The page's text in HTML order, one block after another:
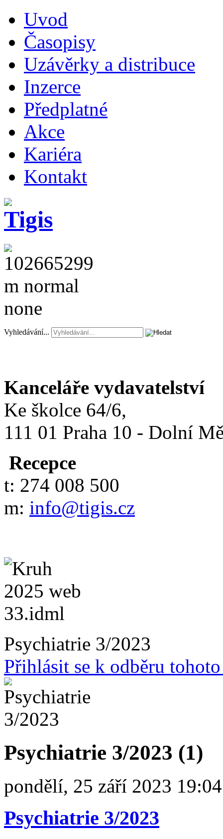
Uvod
Časopisy
Uzávěrky a distribuce
Inzerce
Předplatné
Akce
Kariéra
Kontakt
Vyhledávání...
Kanceláře vydavatelství
Ke školce 64/6,
111 01 Praha 10 - Dolní
Recepce
t: 274 008 500
m: info@tigis.cz
Psychiatrie 3/2023
Přihlásit se k odběru
Psychiatrie 3/2023 (1)
pondělí, 25 září 2023 19:04
Psychiatrie 3/2023